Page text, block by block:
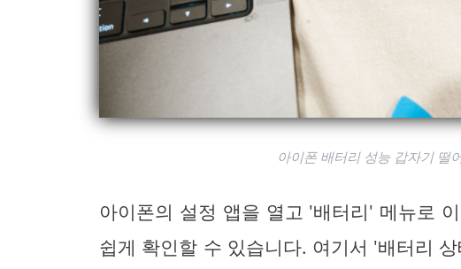
아이폰 배터리 성능 갑자기 떨
아이폰의 설정 앱을 열고 '배터리' 메뉴로
쉽게 확인할 수 있습니다. 여기서 '배터리